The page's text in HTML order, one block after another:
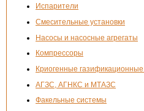
Испарители
Смесительные установки
Насосы и насосные агрегаты
Компрессоры
Криогенные
АГЗС, АГНКС и МТАЗС
Факельные системы